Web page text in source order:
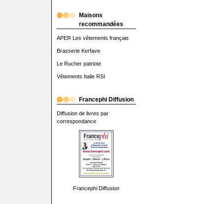
Maisons
recommandées
APER Les vêtements français
Brasserie Kerfave
Le Rucher patriote
Vêtements Italie RSI
Francephi Diffusion
Diffusion de livres par
correspondance
Francephi Diffusion